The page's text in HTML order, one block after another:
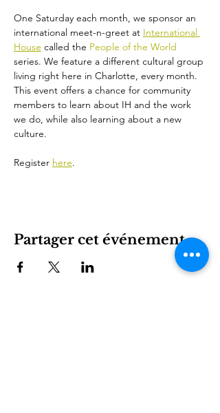
One Saturday each month, we sponsor an
international meet-n-greet at International
House called the People of the World
series. We feature a different cultural group
living right here in Charlotte, every month.
This event offers a chance for community
members to learn about IH and the work
we do, while also learning about a new
culture.
Register here.
Partager cet événement